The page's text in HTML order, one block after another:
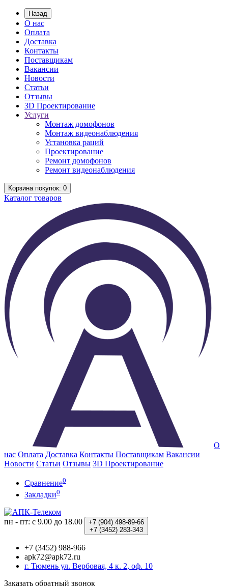
Назад
О нас
Оплата
Доставка
Контакты
Поставщикам
Вакансии
Новости
Статьи
Отзывы
3D Проектирование
Услуги
Монтаж домофонов
Монтаж видеонаблюдения
Установка раций
Проектирование
Ремонт домофонов
Ремонт видеонаблюдения
Корзинапокупок: 0
Каталог товаров
О
нас Оплата Доставка Контакты Поставщикам Вакансии
Новости Статьи Отзывы 3D Проектирование
Сравнение0
Закладки0
пн - пт: с 9.00 до 18.00 +7 (904) 498-89-66
+7 (3452) 283-343
+7 (3452) 988-966
apk72@apk72.ru
г. Тюмень ул. Вербовая, 4 к. 2, оф. 10
Заказать обратный звонок